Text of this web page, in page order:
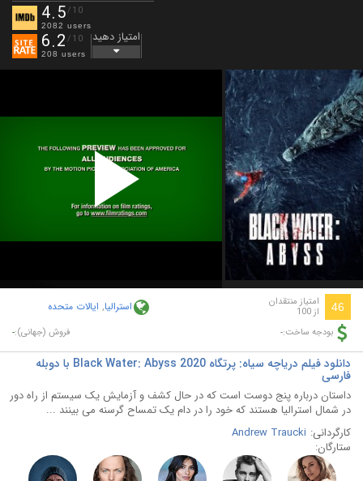
4.5/10
2082 users
6.2 /10
208 users
امتیاز دهید
Play
Video
46 امتیاز منتقدان
از 100 استرالیا, ایالات متحده
بودجه ساخت:- فروش (جهانی):-
دانلود فیلم دریاچه سیاه: پرتگاه Black Water: Abyss 2020 با دوبله
فارسی
داستان درباره پنج دوست است که در حال کشف و آزمایش یک سیستم از راه دور
در شمال استرالیا هستند که خود را در دام یک تمساح گرسنه می بینند ...
کارگردانی: Andrew Traucki
ستارگان: